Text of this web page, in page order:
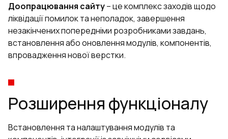
Доопрацювання сайту– це комплекс заходів щодо
ліквідації помилок та неполадок, завершення
незакінчених попередніми розробниками завдань,
встановлення або оновлення модулів, компонентів,
впровадження нової верстки.
Розширення функціоналу
Встановлення та налаштування модулів та